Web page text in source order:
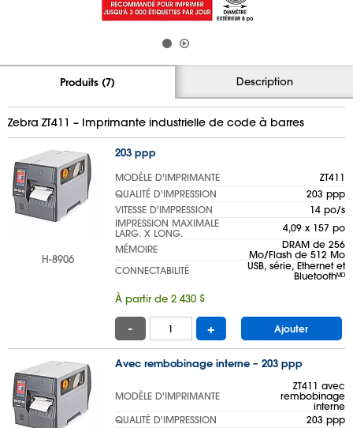
Produits (7) Description
Zebra ZT411 – Imprimante industrielle de code à barres
H-8906
203 ppp
MODÈLE D'IMPRIMANTE
ZT411
QUALITÉ D'IMPRESSION
203 ppp
VITESSE D'IMPRESSION
14 po/s
IMPRESSION MAXIMALE
LARG. X LONG.
4,09 x 157 po
MÉMOIRE
DRAM de 256
Mo/Flash de 512 Mo
CONNECTABILITÉ
USB, série, Ethernet et
Bluetoothᴹᴰ
À partir de 2 430 $
- + Ajouter
Avec rembobinage interne – 203 ppp
MODÈLE D'IMPRIMANTE
ZT411 avec
rembobinage
interne
QUALITÉ D'IMPRESSION
203 ppp